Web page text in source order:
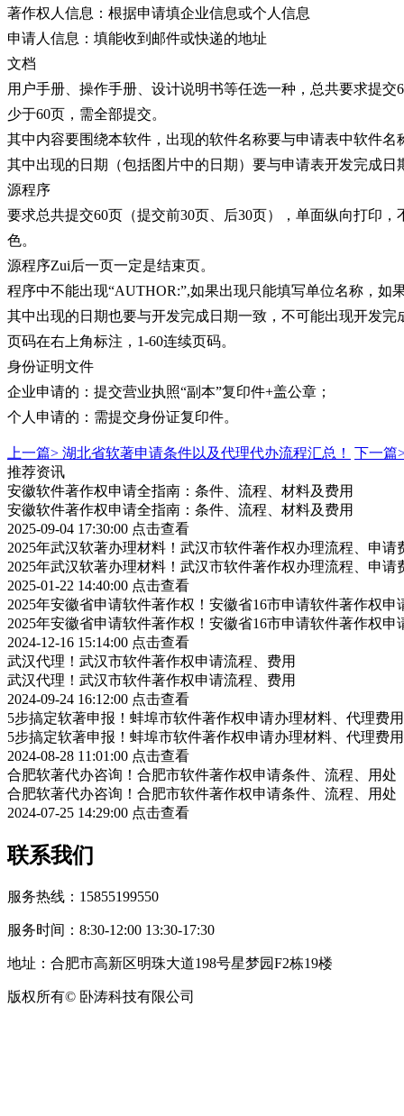
著作权人信息：根据申请填企业信息或个人信息
申请人信息：填能收到邮件或快递的地址
文档
用户手册、操作手册、设计说明书等任选一种，总共要求提
少于60页，需全部提交。
其中内容要围绕本软件，出现的软件名称要与申请表中软件名
其中出现的日期（包括图片中的日期）要与申请表开发完成
源程序
要求总共提交60页（提交前30页、后30页），单面纵向打印
色。
源程序Zui后一页一定是结束页。
程序中不能出现“AUTHOR:”,如果出现只能填写单位名称，如
其中出现的日期也要与开发完成日期一致，不可能出现开发完
页码在右上角标注，1-60连续页码。
身份证明文件
企业申请的：提交营业执照“副本”复印件+盖公章；
个人申请的：需提交身份证复印件。
上一篇> 湖北省软著申请条件以及代理代办流程汇总！
下一篇
推荐资讯
安徽软件著作权申请全指南：条件、流程、材料及费用
安徽软件著作权申请全指南：条件、流程、材料及费用
2025-09-04 17:30:00 点击查看
2025年武汉软著办理材料！武汉市软件著作权办理流程、申请
2025年武汉软著办理材料！武汉市软件著作权办理流程、申请
2025-01-22 14:40:00 点击查看
2025年安徽省申请软件著作权！安徽省16市申请软件著作权申
2025年安徽省申请软件著作权！安徽省16市申请软件著作权申
2024-12-16 15:14:00 点击查看
武汉代理！武汉市软件著作权申请流程、费用
武汉代理！武汉市软件著作权申请流程、费用
2024-09-24 16:12:00 点击查看
5步搞定软著申报！蚌埠市软件著作权申请办理材料、代理费用
5步搞定软著申报！蚌埠市软件著作权申请办理材料、代理费用
2024-08-28 11:01:00 点击查看
合肥软著代办咨询！合肥市软件著作权申请条件、流程、用处
合肥软著代办咨询！合肥市软件著作权申请条件、流程、用处
2024-07-25 14:29:00 点击查看
联系我们
服务热线：15855199550
服务时间：8:30-12:00 13:30-17:30
地址：合肥市高新区明珠大道198号星梦园F2栋19楼
版权所有© 卧涛科技有限公司